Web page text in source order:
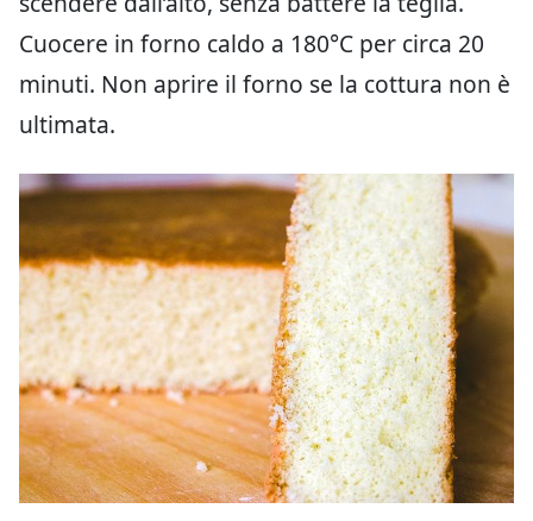
Cuocere in forno caldo a 180°C per circa 20
minuti. Non aprire il forno se la cottura non è
ultimata.